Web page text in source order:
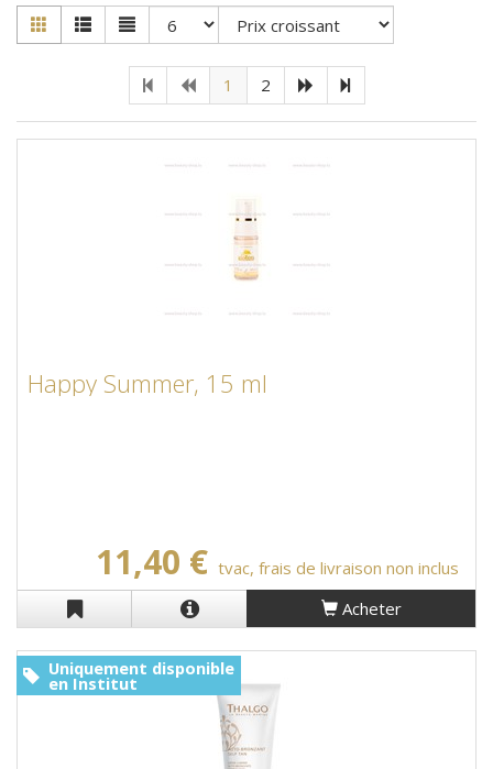
1 2
Happy Summer, 15 ml
11,40 € tvac, frais de livraison non inclus
Acheter
Uniquement disponible
en Institut